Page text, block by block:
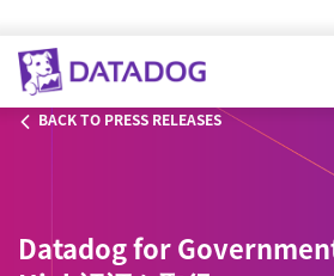
BACK TO PRESS RELEASES
Datadog for